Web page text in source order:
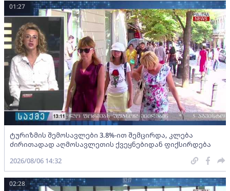
ტურიზმის შემოსავლები 3.8%-ით შემცირდა, კლება
ძირითადად აღმოსავლეთის ქვეყნებიდან ფიქსირდება
01:27
2026/08/06 14:32
02:28